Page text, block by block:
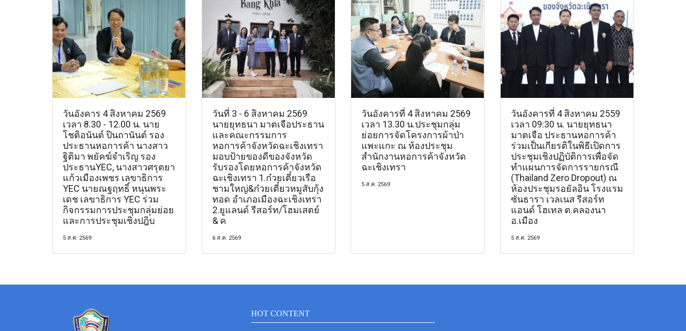
วันอังคาร 4 สิงหาคม 2569
เวลา 8.30 - 12.00 น. นาย
โชติอนันต์ ปินถานันต์ รอง
ประธานหอการค้า นางสาว
ฐิติมา พยัคฆ์จำเริญ รอง
ประธานYEC, นางสาวศรุตยา
แก้วเมืองเพชร เลขาธิการ
YEC นายณฐฤทธิ์ หนุนพระ
เดช เลขาธิการ YEC ร่วม
กิจกรรมการประชุมกลุ่มย่อย
และการประชุมเชิงปฎิบ
5 ส.ค. 2569
วันที่ 3 - 6 สิงหาคม 2569
นายยุทธนา มาตเจือประธาน
และคณะกรรมการ
หอการค้าจังหวัดฉะเชิงเทรา
มอบป้ายของดีของจังหวัด
รับรองโดยหอการค้าจังหวัด
ฉะเชิงเทรา 1.ก๋วยเตี๋ยวเรือ
ชามใหญ่&ก๋วยเตี๋ยวหมูสับกุ้ง
ทอด อำเภอเมืองฉะเชิงเทรา
2.ยูแลนด์ รีสอร์ท/โฮมเสตย์
& ค
6 ส.ค. 2569
วันอังคารที่ 4 สิงหาคม 2569
เวลา 13.30 น.ประชุมกลุ่ม
ย่อยการจัดโครงการผ้าป่า
แพะแกะ ณ ห้องประชุม
สำนักงานหอการค้าจังหวัด
ฉะเชิงเทรา
5 ส.ค. 2569
วันอังคารที่ 4 สิงหาคม 2559
เวลา 09:30 น. นายยุทธนา
มาตเจือ ประธานหอการค้า
ร่วมเป็นเกียรติในพิธีเปิดการ
ประชุมเชิงปฏิบัติการเพื่อจัด
ทำแผนการจัดการรายกรณี
(Thailand Zero Dropout) ณ
ห้องประชุมรอยัลอิน โรงแรม
ซันธารา เวลเนส รีสอร์ท
แอนด์ โฮเทล ต.คลองนา
อ.เมือง
5 ส.ค. 2569
HOT CONTENT